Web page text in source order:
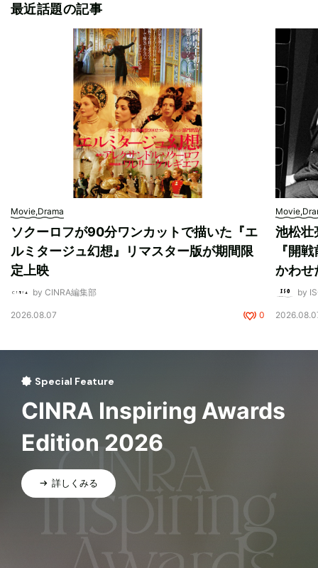
最近話題の記事
Movie,Drama
ソクーロフが90分ワンカットで描いた『エ
ルミタージュ幻想』リマスター版が期間限
定上映
by CINRA編集部
2026.08.07 0
池松壮
『開
かわせ
by
Special Feature
CINRA Inspiring Awards
Edition 2026
詳しくみる